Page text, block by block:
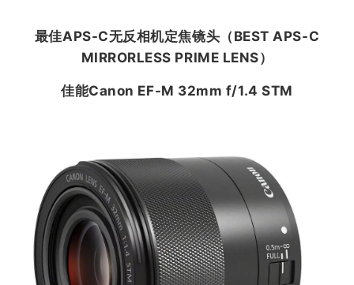
最佳APS-C无反相机定焦镜头（ BEST APS-C
MIRRORLESS PRIME LENS）
佳能Canon EF-M 32mm f/1.4 STM